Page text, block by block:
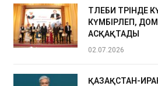
ТӨЛЕБИ ТӨРІНДЕ
КҮМБІРЛЕП,
АСҚАҚТАДЫ
02.07.2026
ҚАЗАҚСТАН-